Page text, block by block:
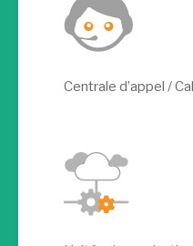
Centrale d’appel /